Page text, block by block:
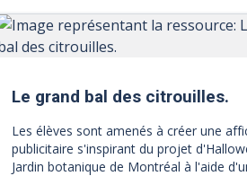
Le grand bal des citrouilles.
Les élèves sont amenés à créer une
publicitaire s'inspirant du projet
Jardin botanique de Montréal à l'aide